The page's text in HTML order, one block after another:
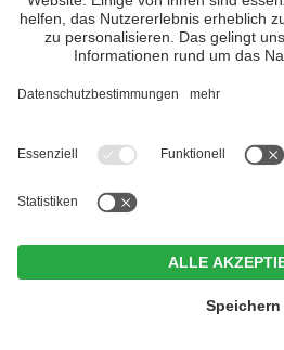
Zin Park | alpine
besuchen, sondern wirklich
tollen Unterkünften
Trotz genauer Arbeit und ständigem
Informieren Sie sich
Einstellungen | MwSt.-Nr.